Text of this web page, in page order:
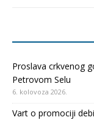
Proslava crkvenog
Petrovom Selu
6. kolovoza 2026.
Vart o promociji